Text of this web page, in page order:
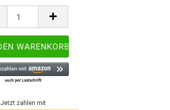
Jetzt zahlen mit